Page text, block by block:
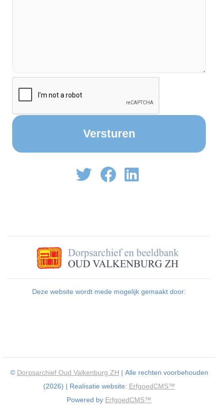
Deze website wordt mede mogelijk gemaakt door:
© Dorpsarchief Oud Valkenburg ZH | Alle rechten voorbehouden
(2026) | Realisatie website: ErfgoedCMS™
Powered by ErfgoedCMS™